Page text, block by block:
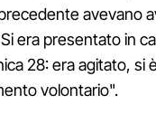
avevano
era presentato in
28: era agitato, si
volontario".